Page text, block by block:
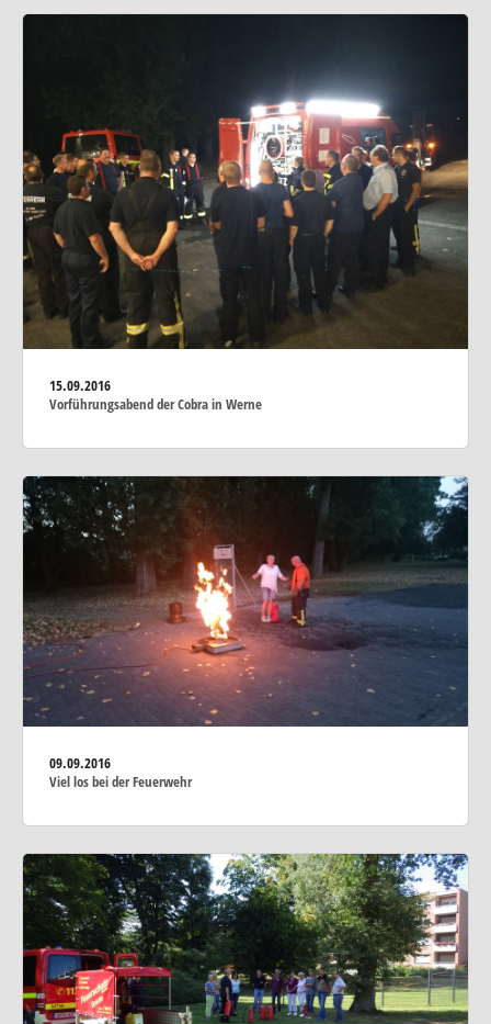
15.09.2016
Vorführungsabend der Cobra in Werne
09.09.2016
Viel los bei der Feuerwehr